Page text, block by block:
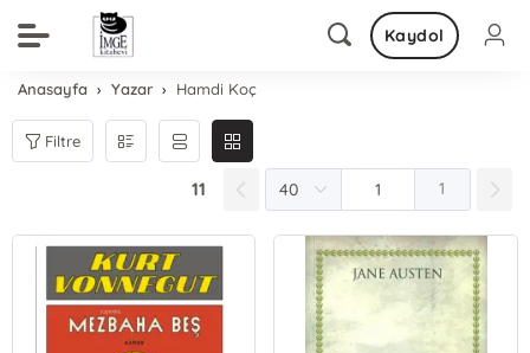
Kaydol
Anasayfa Yazar Hamdi Koç
Filtre
11 1